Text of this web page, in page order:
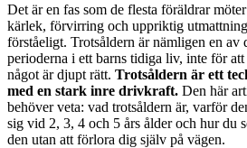
Det är en fas som de flesta föräldrar
kärlek, förvirring och uppriktig
förståeligt. Trotsåldern är nämligen en av
perioderna i ett barns tidiga liv, inte för
något är djupt rätt. Trotsåldern är ett
med en stark inre drivkraft. Den här
behöver veta: vad trotsåldern är, varför
sig vid 2, 3, 4 och 5 års ålder och hur du
den utan att förlora dig själv på vägen.